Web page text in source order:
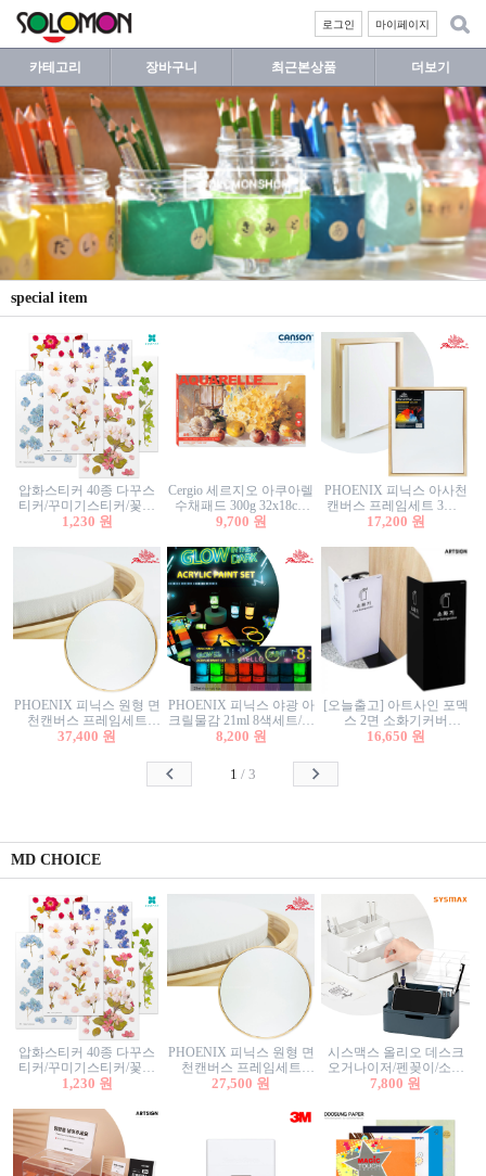
마이페이지
로그인
카테고리 장바구니 최근본상품 더보기
special item
압화스티커 40종 다꾸스
티커/꾸미기스티커/꽃스
티커/압화꽃책갈피/팬시
1,230 원
Cergio 세르지오 아쿠아렐
수채패드 300g 32x18cm
12매 1면제본
9,700 원
PHOENIX 피닉스 아사천
캔버스 프레임세트 3호F
27.3x22cm 캔버스와 올림
17,200 원
PHOENIX 피닉스 원형 면
천캔버스 프레임세트
40cm/원형캔버스/플로팅
37,400 원
PHOENIX 피닉스 야광 아
크릴물감 21ml 8색세트/야
광물감
8,200 원
[오늘출고] 아트사인 포멕
스 2면 소화기커버
1470/1471/소화기커버/소
함/소화기거치대/소화기
16,650 원
1 / 3
MD CHOICE
압화스티커 40종 다꾸스
티커/꾸미기스티커/꽃스
티커/압화꽃책갈피/팬시
1,230 원
PHOENIX 피닉스 원형 면
천캔버스 프레임세트
30cm/원형캔버스/플로팅
27,500 원
시스맥스 올리오 데스크
오거나이저/펜꽂이/소품
꽂이/소품함/정리함/수납
7,800 원